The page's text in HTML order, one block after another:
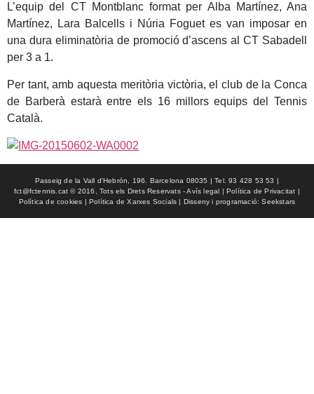
L’equip del CT Montblanc format per Alba Martínez, Ana
Martínez, Lara Balcells i Núria Foguet es van imposar en
una dura eliminatòria de promoció d’ascens al CT Sabadell
per 3 a 1.
Per tant, amb aquesta meritòria victòria, el club de la Conca
de Barberà estarà entre els 16 millors equips del Tennis
Català.
Passeig de la Vall d'Hebrón, 196. Barcelona 08035 | Tel. 93 428 53 53 |
fct@fctennis.cat © 2016, Tots els Drets Reservats - Avís legal | Política de Privacitat |
Política de cookies | Política de Xarxes Socials | Disseny i programació: Seekstars